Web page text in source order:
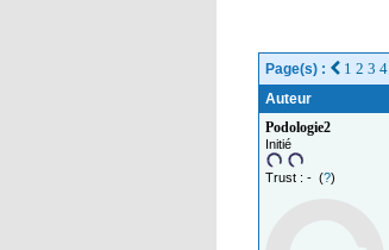
Page(s) : 1 2 3 4
Auteur
Podologie2
Initié
Trust : - (?)